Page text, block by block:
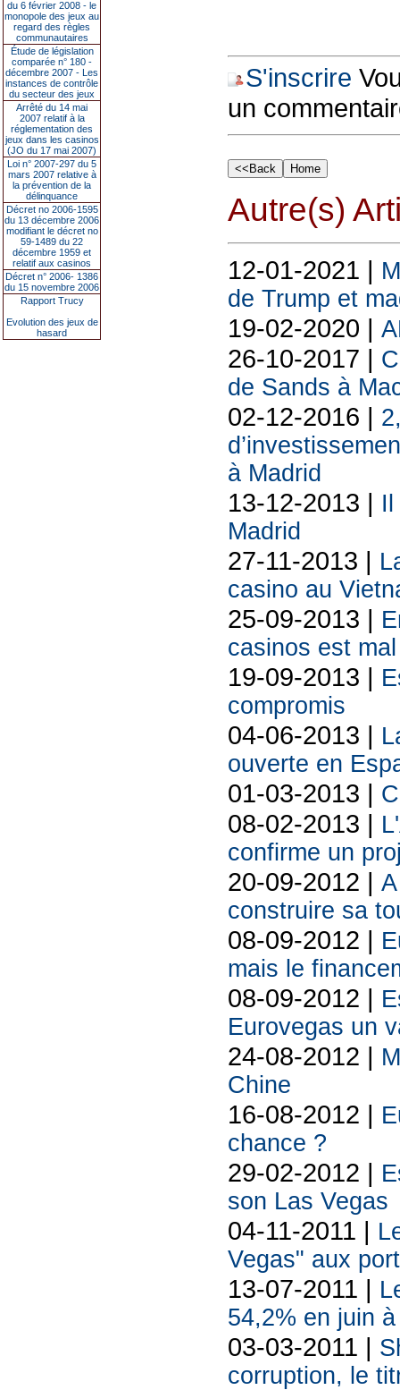
du 6 février 2008 - le
monopole des jeux au
regard des règles
communautaires
Étude de législation
comparée n° 180 -
décembre 2007 - Les
instances de contrôle
du secteur des jeux
Arrêté du 14 mai
2007 relatif à la
réglementation des
jeux dans les casinos
(JO du 17 mai 2007)
Loi n° 2007-297 du 5
mars 2007 relative à
la prévention de la
délinquance
Décret no 2006-1595
du 13 décembre 2006
modifiant le décret no
59-1489 du 22
décembre 1959 et
relatif aux casinos
Décret n° 2006- 1386
du 15 novembre 2006
Rapport Trucy
Evolution des jeux de
hasard
S'inscrire
un
Autre(s)
12-01-2021 |
de Trump et
19-02-2020 |
26-10-2017 |
de Sands à
02-12-2016 |
à Madrid
13-12-2013 | Il
Madrid
27-11-2013 |
casino au
25-09-2013 |
casinos est
19-09-2013 |
compromis
04-06-2013 |
ouverte en
01-03-2013 |
08-02-2013 |
confirme un
20-09-2012 |
construire sa
08-09-2012 |
mais le
08-09-2012 |
Eurovegas un
24-08-2012 |
Chine
16-08-2012 |
chance ?
29-02-2012 |
son Las Vegas
04-11-2011 |
Vegas" aux
13-07-2011 |
54,2% en juin
03-03-2011 |
corruption, le